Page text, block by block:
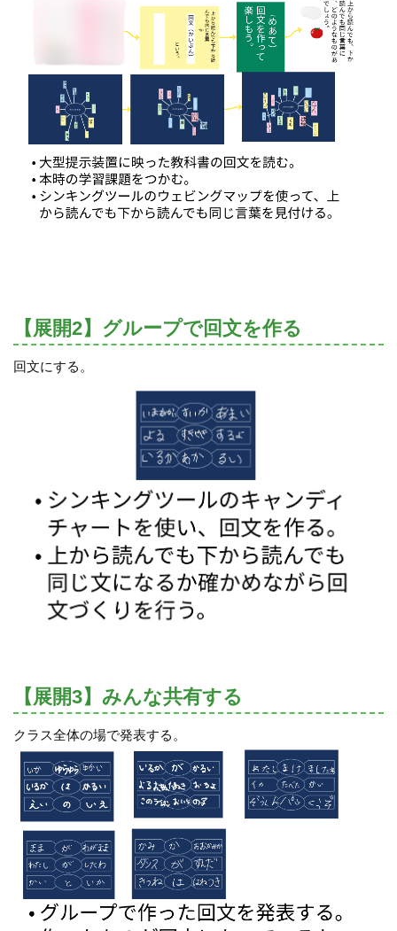
【展開2】グループで回文を作る
回文にする。
【展開3】みんな共有する
クラス全体の場で発表する。